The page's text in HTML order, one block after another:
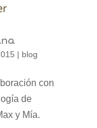
| blog
con
de
y Mía.